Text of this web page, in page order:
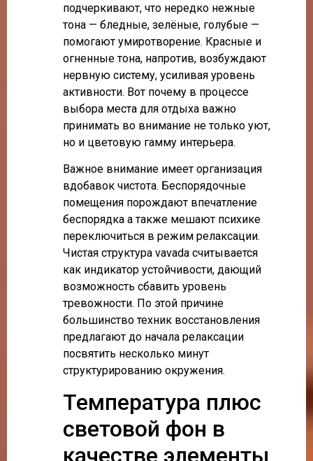
подчеркивают, что нередко нежные
тона — бледные, зелёные, голубые —
помогают умиротворение. Красные и
огненные тона, напротив, возбуждают
нервную систему, усиливая уровень
активности. Вот почему в процессе
выбора места для отдыха важно
принимать во внимание не только уют,
но и цветовую гамму интерьера.
Важное внимание имеет организация
вдобавок чистота. Беспорядочные
помещения порождают впечатление
беспорядка а также мешают психике
переключиться в режим релаксации.
Чистая структура vavada считывается
как индикатор устойчивости, дающий
возможность сбавить уровень
тревожности. По этой причине
большинство техник восстановления
предлагают до начала релаксации
посвятить несколько минут
структурированию окружения.
Температура плюс
световой фон в
качестве элементы